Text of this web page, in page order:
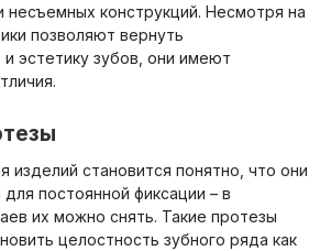
конструкций. Несмотря на
позволяют вернуть
и эстетику зубов, они имеют
изделий становится понятно, что они
постоянной фиксации – в
их можно снять. Такие протезы
целостность зубного ряда как